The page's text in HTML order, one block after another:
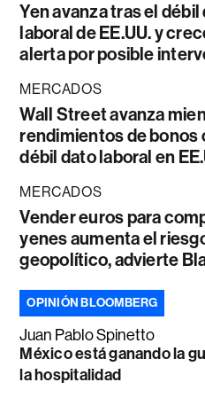
Yen avanza tras el débil
laboral de EE.UU. y
alerta por posible
MERCADOS
Wall Street avanza
rendimientos de bonos
débil dato laboral en
MERCADOS
Vender euros para
yenes aumenta el
geopolítico, advierte
OPINIÓN BLOOMBERG
Juan Pablo Spinetto
México está ganando la
la hospitalidad